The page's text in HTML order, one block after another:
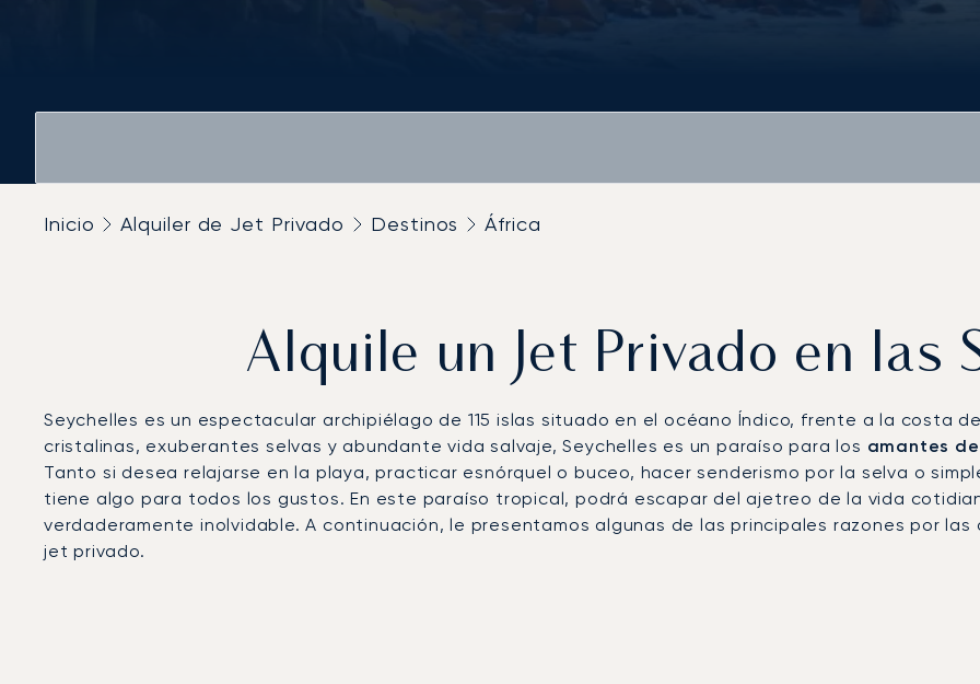
Inicio Alquiler de Jet Privado Destinos África
Alquile un Jet Privado en las
Seychelles es un espectacular archipiélago de 115 islas situado en el océano Índico, frente a la costa
cristalinas, exuberantes selvas y abundante vida salvaje, Seychelles es un paraíso para los amantes
Tanto si desea relajarse en la playa, practicar esnórquel o buceo, hacer senderismo por la selva o
tiene algo para todos los gustos. En este paraíso tropical, podrá escapar del ajetreo de la vida
verdaderamente inolvidable. A continuación, le presentamos algunas de las principales razones por
jet privado.